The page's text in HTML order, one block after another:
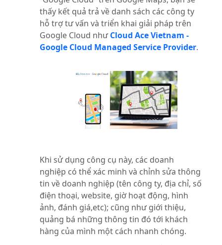
thấy kết quả trả về danh sách các công ty
hỗ trợ tư vấn và triển khai giải pháp trên
Google Cloud nhưCloud Ace Vietnam -
Google Cloud Managed Service Provider.
Khi sử dụng công cụ này, các doanh
nghiệp có thể xác minh và chỉnh sửa thông
tin về doanh nghiệp (tên công ty, địa chỉ, số
điện thoại, website, giờ hoạt động, hình
ảnh, đánh giá,etc); cũng như giới thiệu,
quảng bá những thông tin đó tới khách
hàng của mình một cách nhanh chóng.